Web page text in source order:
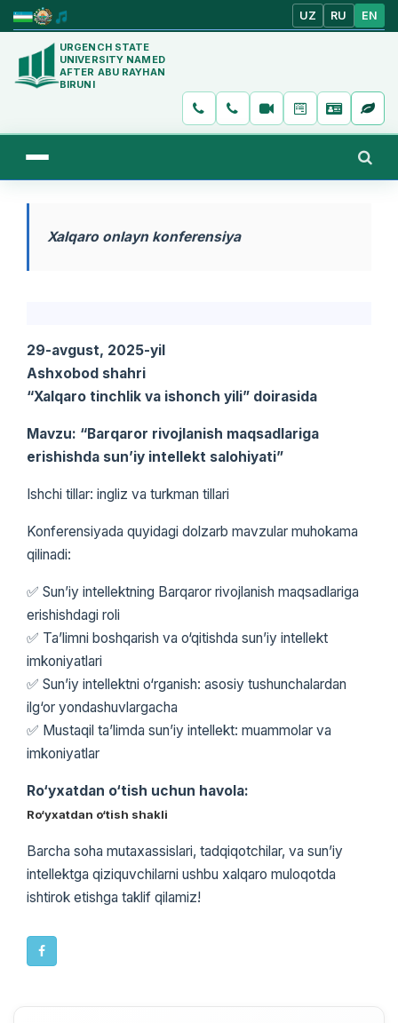
UZ RU EN
URGENCH STATE
UNIVERSITY NAMED
AFTER ABU RAYHAN
BIRUNI
Xalqaro onlayn konferensiya
29-avgust, 2025-yil
Ashxobod shahri
“Xalqaro tinchlik va ishonch yili” doirasida
Mavzu: “Barqaror rivojlanish maqsadlariga
erishishda sun’iy intellekt salohiyati”
Ishchi tillar: ingliz va turkman tillari
Konferensiyada quyidagi dolzarb mavzular muhokama
qilinadi:
✅ Sun’iy intellektning Barqaror rivojlanish maqsadlariga
erishishdagi roli
✅ Ta’limni boshqarish va o‘qitishda sun’iy intellekt
imkoniyatlari
✅ Sun’iy intellektni o‘rganish: asosiy tushunchalardan
ilg‘or yondashuvlargacha
✅ Mustaqil ta’limda sun’iy intellekt: muammolar va
imkoniyatlar
Ro‘yxatdan o‘tish uchun havola:
Ro‘yxatdan o‘tish shakli
Barcha soha mutaxassislari, tadqiqotchilar, va sun’iy
intellektga qiziquvchilarni ushbu xalqaro muloqotda
ishtirok etishga taklif qilamiz!